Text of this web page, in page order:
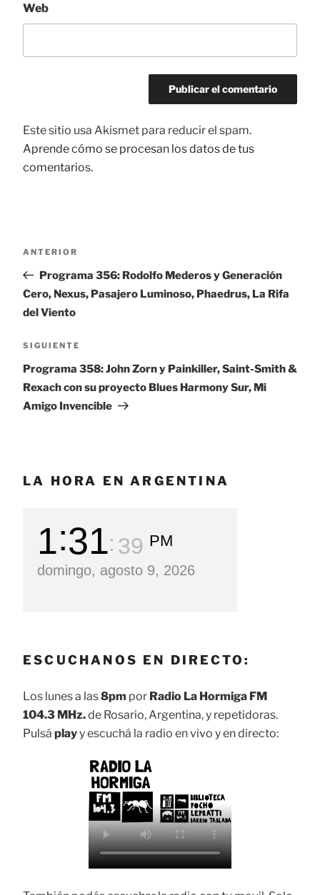
Web
Este sitio usa Akismet para reducir el spam.
Aprende cómo se procesan los datos de tus
comentarios.
entradas
Entrada
anterior:
ANTERIOR
Programa 356: Rodolfo Mederos y Generación
Cero, Nexus, Pasajero Luminoso, Phaedrus, La Rifa
del Viento
Siguiente
entrada
SIGUIENTE
Programa 358: John Zorn y Painkiller, Saint-Smith &
Rexach con su proyecto Blues Harmony Sur, Mi
Amigo Invencible
LA HORA EN ARGENTINA
1 31 40 PM
domingo, agosto 9, 2026
ESCUCHANOS EN DIRECTO:
Los lunes a las8pm por Radio La Hormiga FM
104.3 MHz.de Rosario, Argentina, y repetidoras.
Pulsá playy escuchá la radio en vivo y en directo: